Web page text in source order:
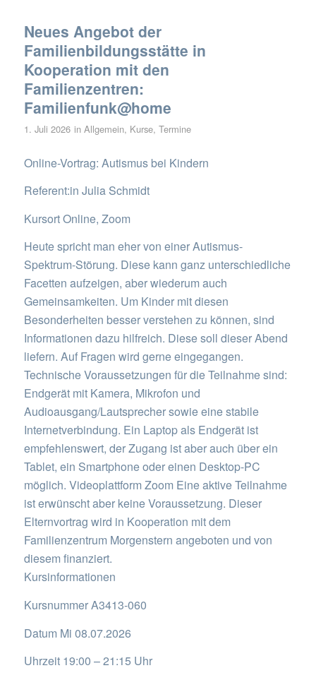
Neues Angebot der
Familienbildungsstätte in
Kooperation mit den
Familienzentren:
Familienfunk@home
1. Juli 2026 in Allgemein, Kurse, Termine
Online-Vortrag: Autismus bei Kindern
Referent:in Julia Schmidt
Kursort Online, Zoom
Heute spricht man eher von einer Autismus-
Spektrum-Störung. Diese kann ganz unterschiedliche
Facetten aufzeigen, aber wiederum auch
Gemeinsamkeiten. Um Kinder mit diesen
Besonderheiten besser verstehen zu können, sind
Informationen dazu hilfreich. Diese soll dieser Abend
liefern. Auf Fragen wird gerne eingegangen.
Technische Voraussetzungen für die Teilnahme sind:
Endgerät mit Kamera, Mikrofon und
Audioausgang/Lautsprecher sowie eine stabile
Internetverbindung. Ein Laptop als Endgerät ist
empfehlenswert, der Zugang ist aber auch über ein
Tablet, ein Smartphone oder einen Desktop-PC
möglich. Videoplattform Zoom Eine aktive Teilnahme
ist erwünscht aber keine Voraussetzung. Dieser
Elternvortrag wird in Kooperation mit dem
Familienzentrum Morgenstern angeboten und von
diesem finanziert.
Kursinformationen
Kursnummer A3413-060
Datum Mi 08.07.2026
Uhrzeit 19:00 – 21:15 Uhr